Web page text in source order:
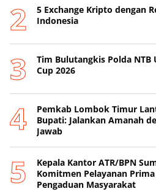
5 Exchange Kripto dengan
Indonesia
Tim Bulutangkis Polda
Cup 2026
Pemkab Lombok Timur
Bupati: Jalankan Amanah
Jawab
Kepala Kantor ATR/BPN
Komitmen Pelayanan
Pengaduan Masyarakat